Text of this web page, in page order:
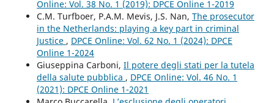
Online: Vol. 38 No. 1 (2019): DPCE Online 1-2019
C.M. Turfboer, P.A.M. Mevis, J.S. Nan, The prosecutor
in the Netherlands: playing a key part in criminal
Justice , DPCE Online: Vol. 62 No. 1 (2024): DPCE
Online 1-2024
Giuseppina Carboni, Il potere degli stati per la tutela
della salute pubblica , DPCE Online: Vol. 46 No. 1
(2021): DPCE Online 1-2021